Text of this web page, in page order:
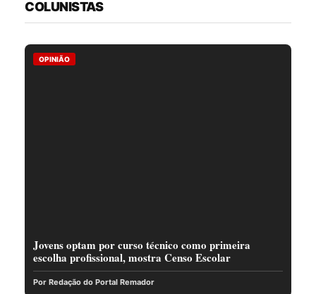
COLUNISTAS
OPINIÃO
Jovens optam por curso técnico como primeira
escolha profissional, mostra Censo Escolar
Por Redação do Portal Remador